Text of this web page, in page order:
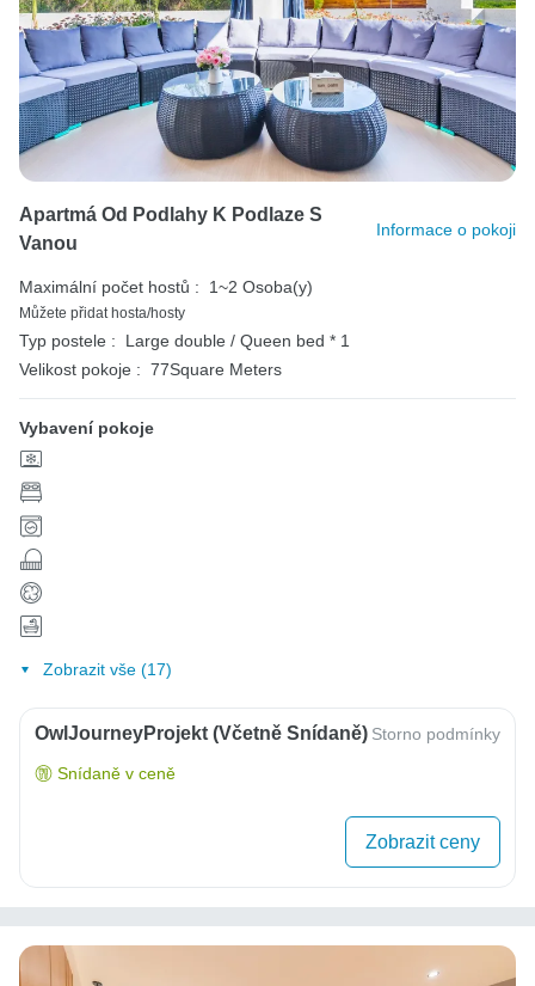
Apartmá Od Podlahy K Podlaze S
Vanou
Informace o pokoji
Maximální počet hostů : 1~2 Osoba(y)
Můžete přidat hosta/hosty
Typ postele :
Large double / Queen bed * 1
Velikost pokoje : 77Square Meters
Vybavení pokoje
Zobrazit vše (17)
OwlJourneyProjekt (včetně Snídaně) Storno podmínky
Snídaně v ceně
Zobrazit ceny